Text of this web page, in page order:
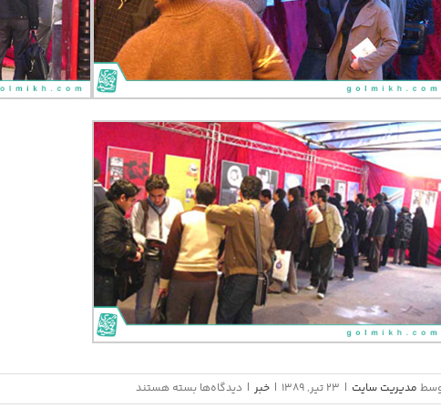
مدیریت سایت | 23 تیر, 1389 | خبر | دیدگاه‌ها برای
بسته هستند